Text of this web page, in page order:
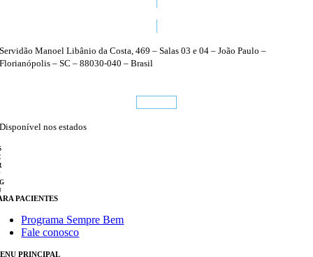
Servidão Manoel Libânio da Costa, 469 – Salas 03 e 04 – João Paulo –
Florianópolis – SC – 88030-040 – Brasil
Disponível nos estados
PACIENTES
Programa Sempre Bem
Fale conosco
PRINCIPAL